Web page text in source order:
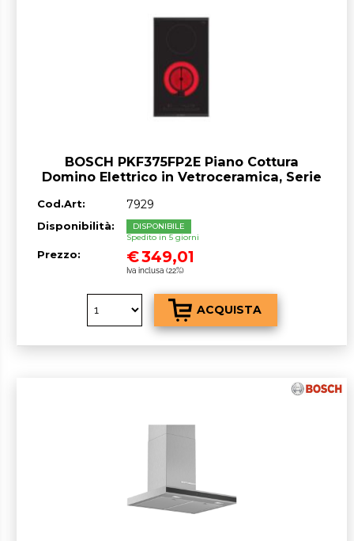
BOSCH PKF375FP2E Piano Cottura
Domino Elettrico in Vetroceramica, Serie
Cod.Art: 7929
Disponibilità:
DISPONIBILE
Spedito in 5 giorni
Prezzo: €349,01
Iva inclusa (22%)